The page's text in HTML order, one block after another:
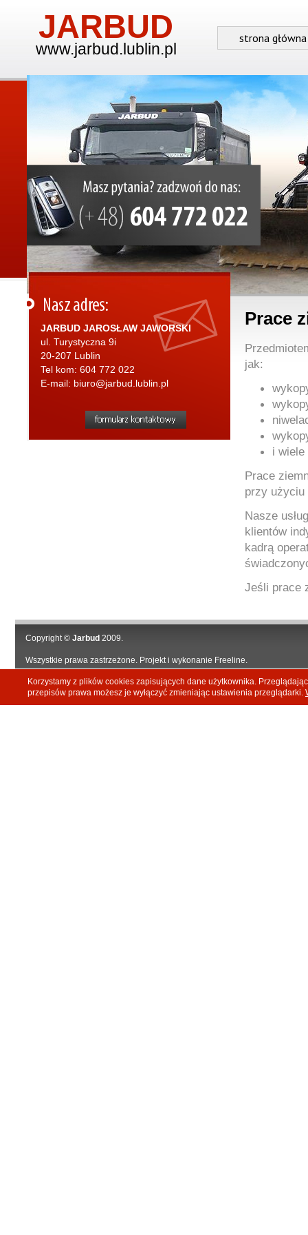
JARBUD
www.jarbud.lublin.pl
strona główna
JARBUD JAROSŁAW JAWORSKI
ul. Turystyczna 9i
20-207 Lublin
Tel kom: 604 772 022
E-mail: biuro@jarbud.lublin.pl
Prace
jak:
i wiele
Prace
przy użyciu
Nasze
klientów
kadrą
Jeśli prace
Copyright © Jarbud 2009.
Wszystkie prawa zastrzeżone. Projekt i wykonanie Freeline.
Korzystamy z plików cookies zapisujących dane użytkownika.
przepisów prawa możesz je wyłączyć zmieniając ustawienia przeglądarki.